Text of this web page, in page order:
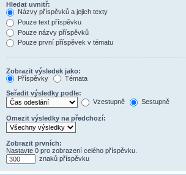
Hledat uvnitř:
Názvy příspěvků a jejich texty
Pouze text příspěvku
Pouze názvy příspěvků
Pouze první příspěvek v tématu
Zobrazit výsledek jako:
Příspěvky
Témata
Seřadit výsledky podle:
Vzestupně
Sestupně
Omezit výsledky na předchozí:
Zobrazit prvních:
Nastavte 0 pro zobrazení celého příspěvku.
znaků příspěvku